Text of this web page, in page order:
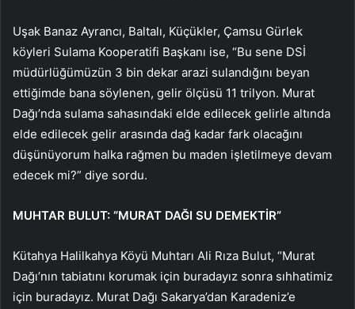
Uşak Banaz Ayrancı, Baltalı, Küçükler, Çamsu Gürlek
köyleri Sulama Kooperatifi Başkanı ise, “Bu sene DSİ
müdürlüğümüzün 3 bin dekar arazi sulandığını beyan
ettiğimde bana söylenen, gelir ölçüsü 11 trilyon. Murat
Dağı’nda sulama sahasındaki elde edilecek gelirle altında
elde edilecek gelir arasında dağ kadar fark olacağını
düşünüyorum halka rağmen bu maden işletilmeye devam
edecek mi?” diye sordu.
MUHTAR BULUT: “MURAT DAĞI SU DEMEKTİR”
Kütahya Halilkahya Köyü Muhtarı Ali Rıza Bulut, “Murat
Dağı’nın tabiatını korumak için buradayız sonra sıhhatimiz
için buradayız. Murat Dağı Sakarya’dan Karadeniz’e